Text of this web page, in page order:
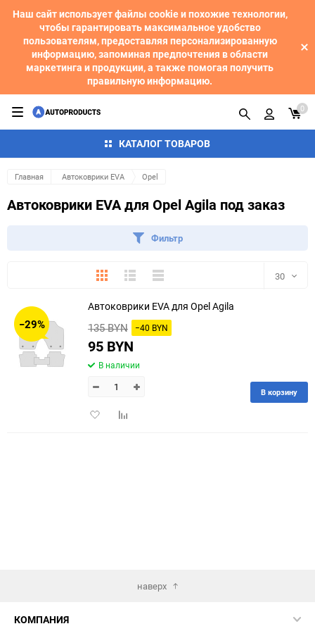
Наш сайт использует файлы cookie и похожие технологии,
чтобы гарантировать максимальное удобство
пользователям, предоставляя персонализированную
информацию, запоминая предпочтения в области
маркетинга и продукции, а также помогая получить
правильную информацию.
КАТАЛОГ ТОВАРОВ
0
Главная Автоковрики EVA Opel
Автоковрики EVA для Opel Agila под заказ
Фильтр
ПлиткаПодробноКомпактно 30
150
−29%
Автоковрики EVA для Opel Agila
135 BYN −40 BYN
95 BYN
В наличии
ДобавитьДобавить
В корзину
наверх
КОМПАНИЯ